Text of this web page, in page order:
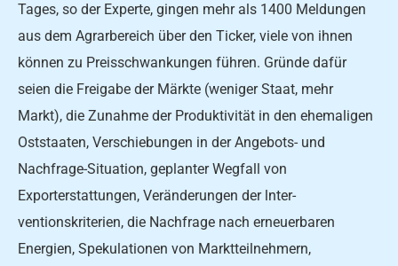
Tages, so der Experte, gingen mehr als 1400 Meldungen
aus dem Agrarbereich über den Ticker, viele von ihnen
können zu Preisschwankungen führen. Gründe dafür
seien die Freigabe der Märkte (weniger Staat, mehr
Markt), die Zunahme der Produktivität in den ehemali­gen
Oststaaten, Verschiebun­gen in der Angebots- und
Nachfrage-Situation, geplanter Wegfall von
Exporterstattungen, Veränderungen der lnter­
ventionskriterien, die Nachfra­ge nach erneuerbaren
Energien, Spekulationen von Marktteil­nehmern,